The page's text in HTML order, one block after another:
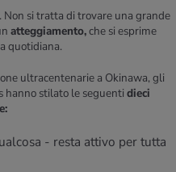
Non si tratta di trovare una grande
atteggiamento,che si esprime
quotidiana.
ultracentenarie a Okinawa, gli
hanno stilato le seguenti dieci
- resta attivo per tutta